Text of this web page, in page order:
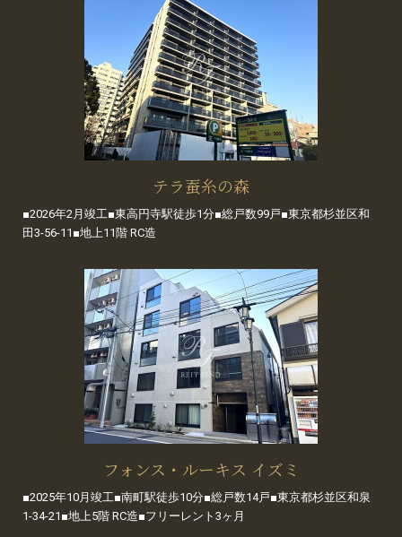
テラ蚕糸の森
■2026年2月竣工■東高円寺駅徒歩1分■総戸数99戸■東京都杉並区和
田3-56-11■地上11階 RC造
フォンス・ルーキス イズミ
■2025年10月竣工■南町駅徒歩10分■総戸数14戸■東京都杉並区和泉
1-34-21■地上5階 RC造■フリーレント3ヶ月